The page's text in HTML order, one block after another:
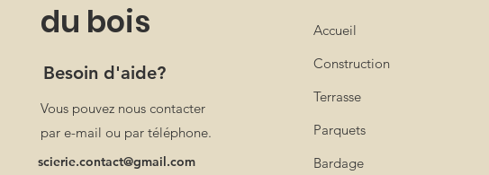
du bois
Besoin d'aide?
Vous pouvez nous contacter
par e-mail ou par téléphone.
scierie.contact@gmail.com
Accueil
Construction
Terrasse
Parquets
Bardage